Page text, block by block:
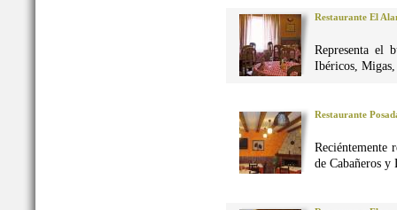
Restaurante El
Representa el
Ibéricos, Migas,
Restaurante
Reciéntemente
de Cabañeros y